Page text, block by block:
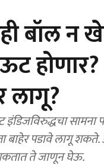
बॉल न
लागू?
सामना
बाहेर पडावे लागू
ते जाणून घेऊ.